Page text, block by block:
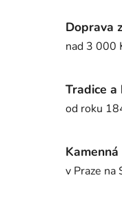
Doprava
nad 3 000
Tradice a
od roku
v Praze na